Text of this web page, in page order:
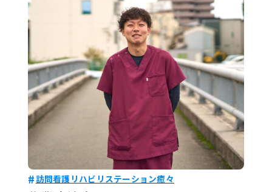
ENTRY 079-
(
訪問看護リハビリステーション癒々